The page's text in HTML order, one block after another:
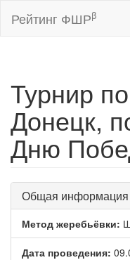
Рейтинг ФШРβ
Турнир
Донецк,
Дню
Общая информация
Метод жеребьёвки:
Дата проведения: